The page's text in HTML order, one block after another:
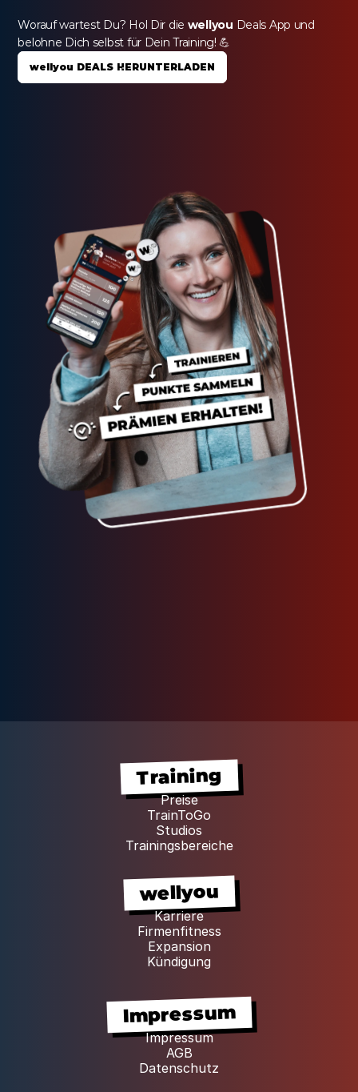
Worauf wartest Du? Hol Dir die wellyou Deals App und
belohne Dich selbst für Dein Training! 💪
wellyou DEALS HERUNTERLADEN
Training
Preise
TrainToGo
Studios
Trainingsbereiche
wellyou
Karriere
Firmenfitness
Expansion
Kündigung
Impressum
Impressum
AGB
Datenschutz